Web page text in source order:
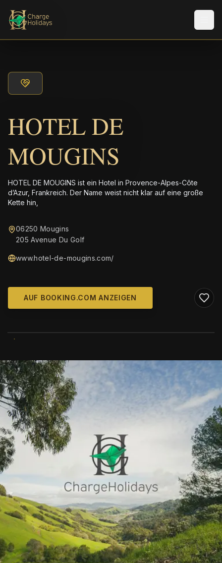
HOTEL DE
MOUGINS
HOTEL DE MOUGINS ist ein Hotel in Provence-Alpes-Côte
d’Azur, Frankreich. Der Name weist nicht klar auf eine große
Kette hin,
06250 Mougins
205 Avenue Du Golf
www.hotel-de-mougins.com/
AUF BOOKING.COM ANZEIGEN